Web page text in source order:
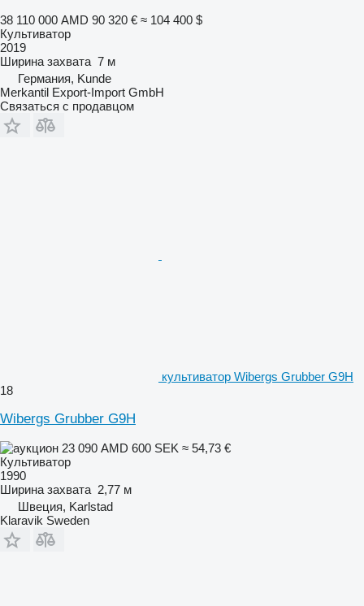
38 110 000 AMD 90 320 € ≈ 104 400 $
Культиватор
2019
Ширина захвата 7 м
Германия, Kunde
Merkantil Export-Import GmbH
Связаться с продавцом
культиватор Wibergs Grubber G9H
18
Wibergs Grubber G9H
23 090 AMD 600 SEK ≈ 54,73 €
Культиватор
1990
Ширина захвата 2,77 м
Швеция, Karlstad
Klaravik Sweden